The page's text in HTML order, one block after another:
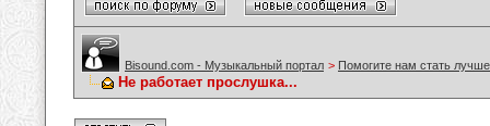
Bisound.com - Музыкальный портал > Помогите нам стать
Не работает прослушка...